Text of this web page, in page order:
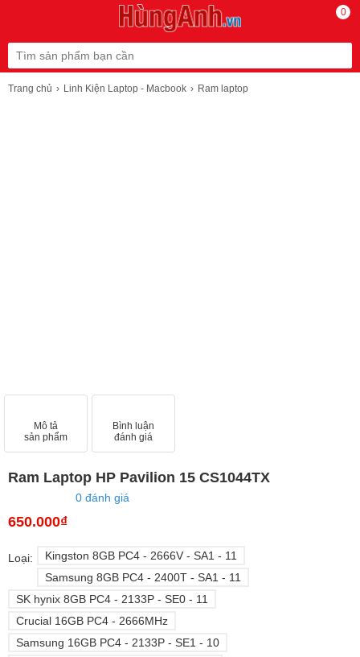
0
Trang chủ Linh Kiện Laptop - Macbook Ram laptop
Mô tả
sản phẩm
Bình luận
đánh giá
Ram Laptop HP Pavilion 15 CS1044TX
0 đánh giá
650.000₫
Loại:
Kingston 8GB PC4 - 2666V - SA1 - 11
Samsung 8GB PC4 - 2400T - SA1 - 11
SK hynix 8GB PC4 - 2133P - SE0 - 11
Crucial 16GB PC4 - 2666MHz
Samsung 16GB PC4 - 2133P - SE1 - 10